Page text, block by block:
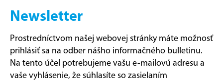
Newsletter
Prostredníctvom našej webovej stránky máte možnosť
prihlásiť sa na odber nášho informačného bulletinu.
Na tento účel potrebujeme vašu e-mailovú adresu a
vaše vyhlásenie, že súhlasíte so zasielaním